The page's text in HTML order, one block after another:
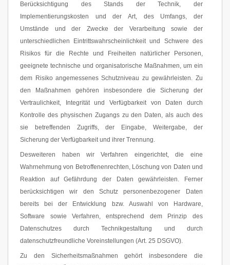
Berücksichtigung des Stands der Technik, der
Implementierungskosten und der Art, des Umfangs, der
Umstände und der Zwecke der Verarbeitung sowie der
unterschiedlichen Eintrittswahrscheinlichkeit und Schwere des
Risikos für die Rechte und Freiheiten natürlicher Personen,
geeignete technische und organisatorische Maßnahmen, um ein
dem Risiko angemessenes Schutzniveau zu gewährleisten. Zu
den Maßnahmen gehören insbesondere die Sicherung der
Vertraulichkeit, Integrität und Verfügbarkeit von Daten durch
Kontrolle des physischen Zugangs zu den Daten, als auch des
sie betreffenden Zugriffs, der Eingabe, Weitergabe, der
Sicherung der Verfügbarkeit und ihrer Trennung.
Desweiteren haben wir Verfahren eingerichtet, die eine
Wahrnehmung von Betroffenenrechten, Löschung von Daten und
Reaktion auf Gefährdung der Daten gewährleisten. Ferner
berücksichtigen wir den Schutz personenbezogener Daten
bereits bei der Entwicklung bzw. Auswahl von Hardware,
Software sowie Verfahren, entsprechend dem Prinzip des
Datenschutzes durch Technikgestaltung und durch
datenschutzfreundliche Voreinstellungen (Art. 25 DSGVO).
Zu den Sicherheitsmaßnahmen gehört insbesondere die